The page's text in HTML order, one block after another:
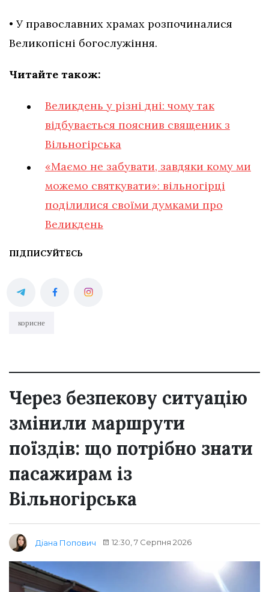
• У православних храмах розпочиналися
Великопісні богослужіння.
Читайте також:
Великдень у різні дні: чому так
відбувається пояснив священик з
Вільногірська
«Маємо не забувати, завдяки кому ми
можемо святкувати»: вільногірці
поділилися своїми думками про
Великдень
ПІДПИСУЙТЕСЬ
корисне
Через безпекову ситуацію
змінили маршрути
поїздів: що потрібно знати
пасажирам із
Вільногірська
Діана Попович 12:30, 7 Серпня 2026